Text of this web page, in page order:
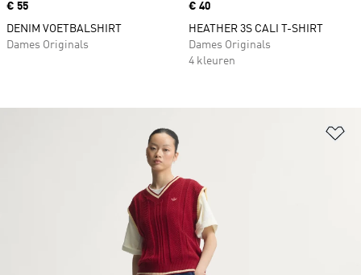
Price
€ 55
DENIM VOETBALSHIRT
Dames Originals
Price
€ 40
HEATHER 3S CALI T-SHIRT
Dames Originals
4 kleuren